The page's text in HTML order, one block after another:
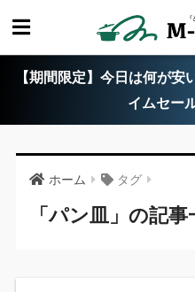
【期間限定】今日は何が
イムセー
ホーム タグ
「パン皿」の記事